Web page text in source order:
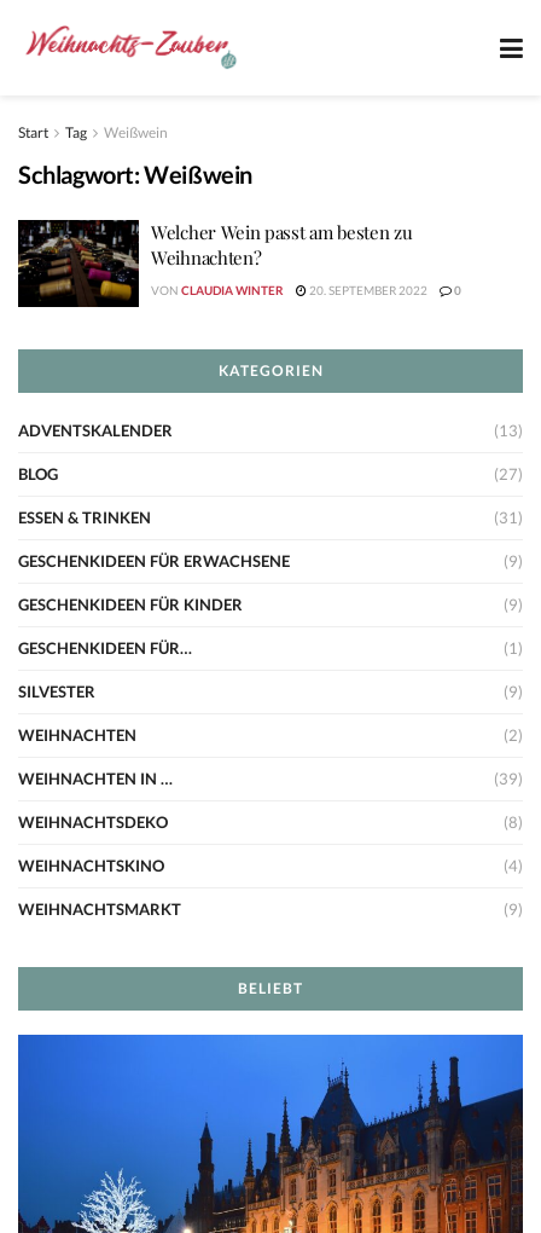
Start Tag Weißwein
Schlagwort:Weißwein
Welcher Wein passt am besten zu
Weihnachten?
VON CLAUDIA WINTER 20. SEPTEMBER 2022 0
KATEGORIEN
ADVENTSKALENDER (13)
BLOG (27)
ESSEN & TRINKEN (31)
GESCHENKIDEEN FÜR ERWACHSENE (9)
GESCHENKIDEEN FÜR KINDER (9)
GESCHENKIDEEN FÜR… (1)
SILVESTER (9)
WEIHNACHTEN (2)
WEIHNACHTEN IN … (39)
WEIHNACHTSDEKO (8)
WEIHNACHTSKINO (4)
WEIHNACHTSMARKT (9)
BELIEBT